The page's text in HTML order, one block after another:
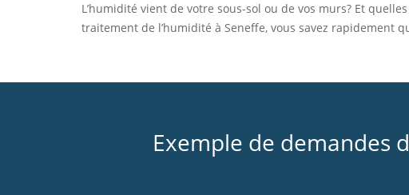
L’humidité vient de votre sous-sol ou de vos murs? Et
traitement de l’humidité à Seneffe, vous savez rapidement
Exemple de demandes